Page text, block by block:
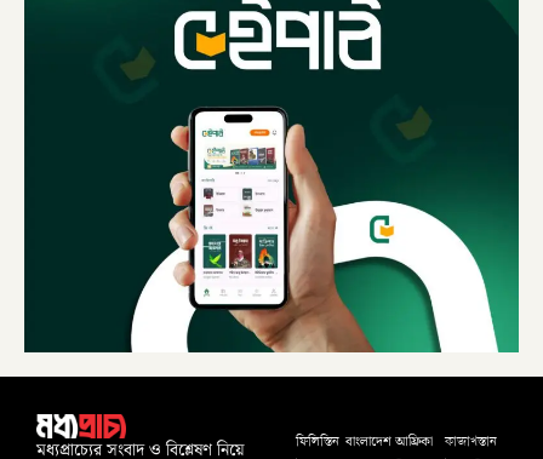
মধ্যপ্রাচ্যের সংবাদ ও বিশ্লেষণ নিয়ে
ফিলিস্তিন বাংলাদেশআফ্রিকা
কাজাখস্তান